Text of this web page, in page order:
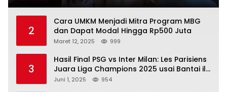
2
Cara UMKM Menjadi Mitra Program MBG
dan Dapat Modal Hingga Rp500 Juta
Maret 12, 2025 999
3
Hasil Final PSG vs Inter Milan: Les Parisiens
Juara Liga Champions 2025 usai Bantai il
Nerazzurri
Juni 1, 2025 954